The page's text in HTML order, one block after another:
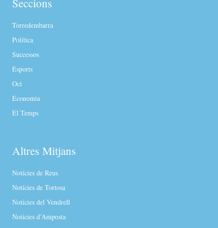
Seccions
Torredembarra
Política
Successos
Esports
Oci
Economia
El Temps
Altres Mitjans
Notícies de Reus
Notícies de Tortosa
Notícies del Vendrell
Notícies d’Amposta